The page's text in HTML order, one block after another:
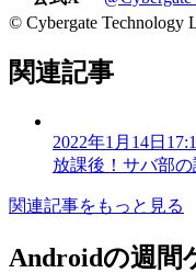
© Cybergate Technology
関連記事
2022年1月14日
放課後！サバ部
関連記事をもっと見る
Androidの週間